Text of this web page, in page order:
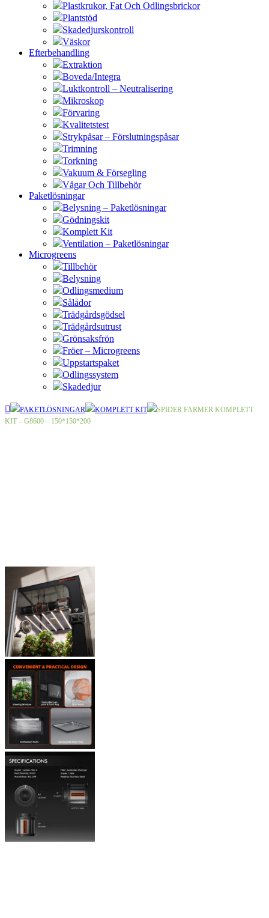
Plastkrukor, Fat Och Odlingsbrickor
Plantstöd
Skadedjurskontroll
Väskor
Efterbehandling
Extraktion
Boveda/Integra
Luktkontroll – Neutralisering
Mikroskop
Förvaring
Kvalitetstest
Strykpåsar – Förslutningspåsar
Trimning
Torkning
Vakuum & Försegling
Vågar Och Tillbehör
Paketlösningar
Belysning – Paketlösningar
Gödningskit
Komplett Kit
Ventilation – Paketlösningar
Microgreens
Tillbehör
Belysning
Odlingsmedium
Sålådor
Trädgårdsgödsel
Trädgårdsutrust
Grönsaksfrön
Fröer – Microgreens
Uppstartspaket
Odlingssystem
Skadedjur
PAKETLÖSNINGAR KOMPLETT KIT
SPIDER FARMER KOMPLETT
KIT – G8600 – 150*150*200